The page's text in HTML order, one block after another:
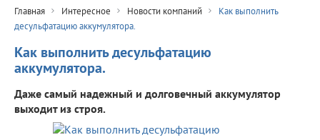
Главная Интересное Новости компаний
Как выполнить
десульфатацию аккумулятора.
Как выполнить десульфатацию
аккумулятора.
Даже самый надежный и долговечный аккумулятор
выходит из строя.